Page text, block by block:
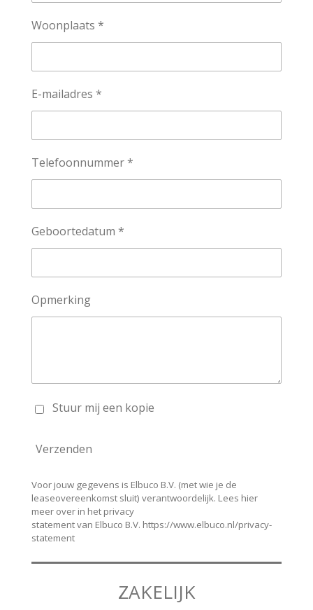
Woonplaats *
E-mailadres *
Telefoonnummer *
Geboortedatum *
Opmerking
Stuur mij een kopie
Verzenden
Voor jouw gegevens is Elbuco B.V. (met wie je de
leaseovereenkomst sluit) verantwoordelijk. Lees hier
meer over in het privacy
statement van Elbuco B.V. https://www.elbuco.nl/privacy-
statement
ZAKELIJK